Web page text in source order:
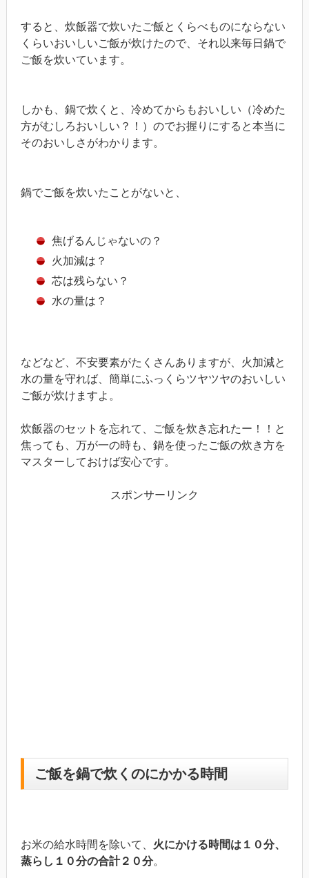
すると、炊飯器で炊いたご飯とくらべものにならない
くらいおいしいご飯が炊けたので、それ以来毎日鍋で
ご飯を炊いています。
しかも、鍋で炊くと、冷めてからもおいしい（冷めた
方がむしろおいしい？！）のでお握りにすると本当に
そのおいしさがわかります。
鍋でご飯を炊いたことがないと、
焦げるんじゃないの？
火加減は？
芯は残らない？
水の量は？
などなど、不安要素がたくさんありますが、火加減と
水の量を守れば、簡単にふっくらツヤツヤのおいしい
ご飯が炊けますよ。
炊飯器のセットを忘れて、ご飯を炊き忘れたー！！と
焦っても、万が一の時も、鍋を使ったご飯の炊き方を
マスターしておけば安心です。
スポンサーリンク
ご飯を鍋で炊くのにかかる時間
お米の給水時間を除いて、 火にかける時間は１０分、
蒸らし１０分の合計２０分。